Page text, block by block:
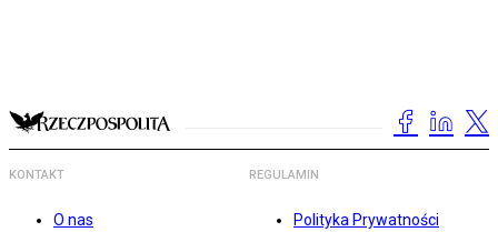
KONTAKT
O nas
REGULAMIN
Polityka Prywatności